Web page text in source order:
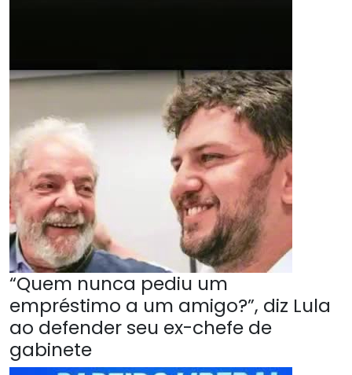
“Quem nunca pediu um
empréstimo a um amigo?”, diz Lula
ao defender seu ex-chefe de
gabinete